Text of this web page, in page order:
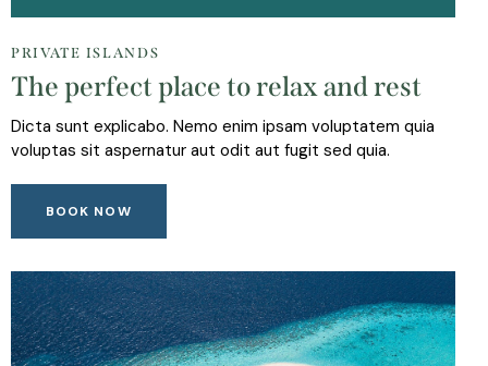
PRIVATE ISLANDS
The perfect place to relax and rest
Dicta sunt explicabo. Nemo enim ipsam voluptatem quia
voluptas sit aspernatur aut odit aut fugit sed quia.
BOOK NOW